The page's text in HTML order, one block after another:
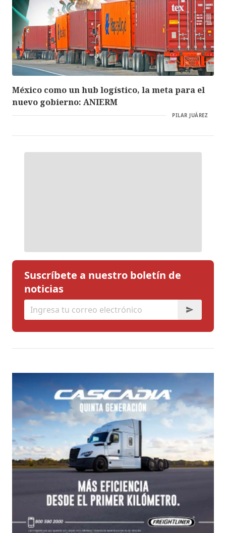
México como un hub logístico, la meta para el
nuevo gobierno: ANIERM
PILAR JUÁREZ
Suscríbete a nuestro boletín de
noticias